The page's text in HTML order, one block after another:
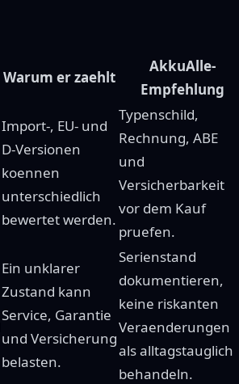
Warum er zaehlt
AkkuAlle-
Empfehlung
Import-, EU- und
D-Versionen
koennen
unterschiedlich
bewertet werden.
Typenschild,
Rechnung, ABE
und
Versicherbarkeit
vor dem Kauf
pruefen.
Ein unklarer
Zustand kann
Service, Garantie
und Versicherung
belasten.
Serienstand
dokumentieren,
keine riskanten
Veraenderungen
als alltagstauglich
behandeln.